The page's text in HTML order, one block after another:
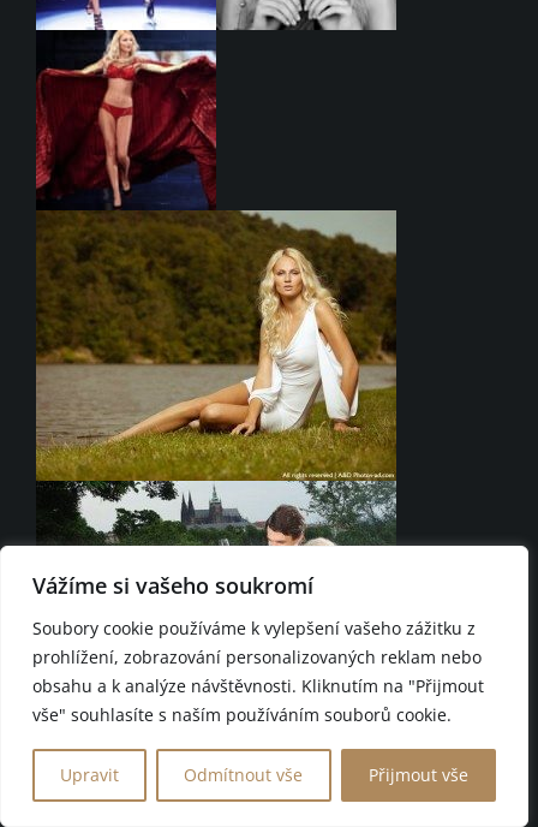
Vážíme si vašeho soukromí
Soubory cookie používáme k vylepšení vašeho zážitku z
prohlížení, zobrazování personalizovaných reklam nebo
obsahu a k analýze návštěvnosti. Kliknutím na "Přijmout
vše" souhlasíte s naším používáním souborů cookie.
Upravit Odmítnout vše Přijmout vše